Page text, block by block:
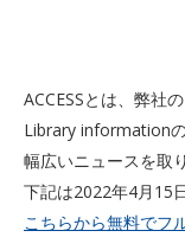
ACCESSとは、弊社
Library informationの
幅広いニュースを取
下記は2022年4月15
こちらから無料でフ